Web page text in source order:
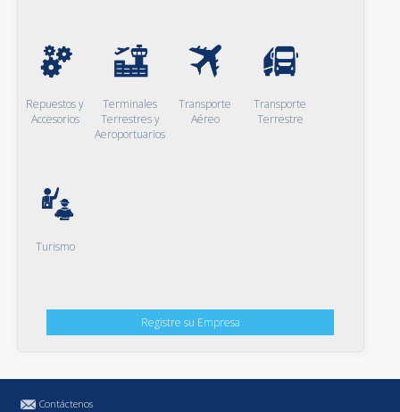
Repuestos y
Accesorios
Terminales
Terrestres y
Aeroportuarios
Transporte
Aéreo
Transporte
Terrestre
Turismo
Registre su Empresa
Contáctenos